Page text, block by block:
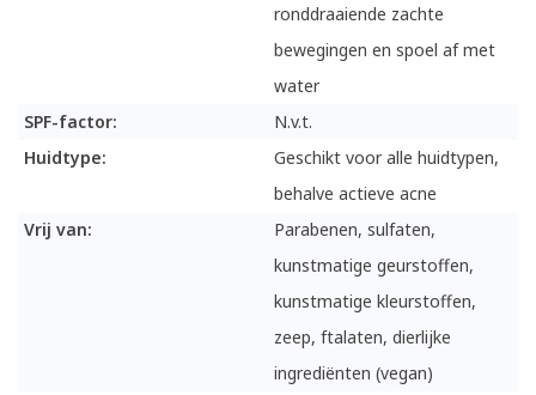
ronddraaiende zachte
bewegingen en spoel af met
water
SPF-factor:
N.v.t.
Huidtype:
Geschikt voor alle huidtypen,
behalve actieve acne
Vrij van:
Parabenen, sulfaten,
kunstmatige geurstoffen,
kunstmatige kleurstoffen,
zeep, ftalaten, dierlijke
ingrediënten (vegan)